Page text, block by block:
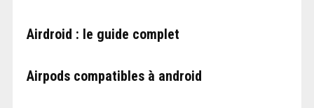
Airdroid : le guide complet
Airpods compatibles à android